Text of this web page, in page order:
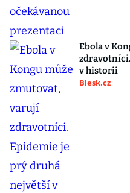
Ebola v
v historii
Blesk.cz